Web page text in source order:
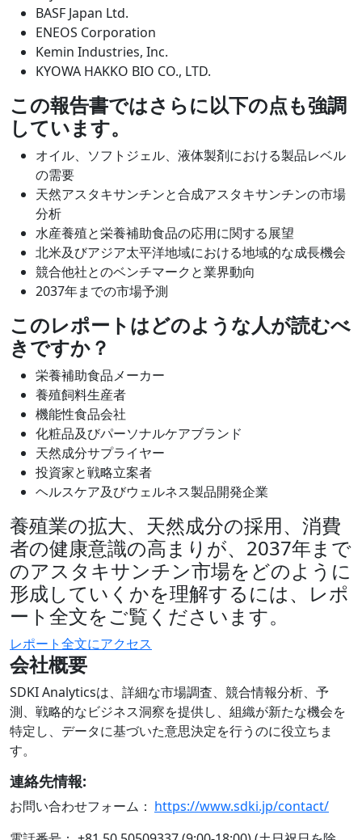
BASF Japan Ltd.
ENEOS Corporation
Kemin Industries, Inc.
KYOWA HAKKO BIO CO., LTD.
この報告書ではさらに以下の点も強調
しています。
オイル、ソフトジェル、液体製剤における製品レベル
の需要
天然アスタキサンチンと合成アスタキサンチンの市場
分析
水産養殖と栄養補助食品の応用に関する展望
北米及びアジア太平洋地域における地域的な成長機会
競合他社とのベンチマークと業界動向
2037年までの市場予測
このレポートはどのような人が読むべ
きですか？
栄養補助食品メーカー
養殖飼料生産者
機能性食品会社
化粧品及びパーソナルケアブランド
天然成分サプライヤー
投資家と戦略立案者
ヘルスケア及びウェルネス製品開発企業
養殖業の拡大、天然成分の採用、消費
者の健康意識の高まりが、2037年まで
のアスタキサンチン市場をどのように
形成していくかを理解するには、レポ
ート全文をご覧くださいます。
レポート全文にアクセス
会社概要
SDKI Analyticsは、詳細な市場調査、競合情報分析、予
測、戦略的なビジネス洞察を提供し、組織が新たな機会を
特定し、データに基づいた意思決定を行うのに役立ちま
す。
連絡先情報:
お問い合わせフォーム： https://www.sdki.jp/contact/